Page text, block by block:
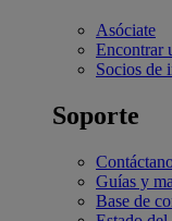
Asóciate
Encontrar
Socios de
Soporte
Guías y
Base de